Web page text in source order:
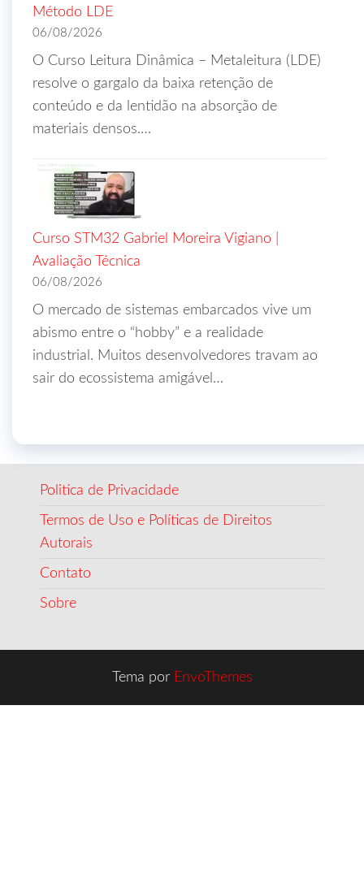
Método LDE
06/08/2026
O Curso Leitura Dinâmica – Metaleitura (LDE)
resolve o gargalo da baixa retenção de
conteúdo e da lentidão na absorção de
materiais densos.…
Curso STM32 Gabriel Moreira Vigiano |
Avaliação Técnica
06/08/2026
O mercado de sistemas embarcados vive um
abismo entre o “hobby” e a realidade
industrial. Muitos desenvolvedores travam ao
sair do ecossistema amigável…
Politica de Privacidade
Termos de Uso e Políticas de Direitos
Autorais
Contato
Sobre
Tema por EnvoThemes